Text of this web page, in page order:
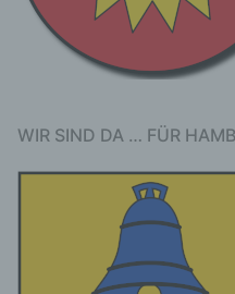
WIR SIND DA … FÜR HAMB
Ausdruck der
genetischen,
kulturellen oder
natürlichen
b) betroffene
Betroffene Person
identifizierbare
Verarbeitung
werden.